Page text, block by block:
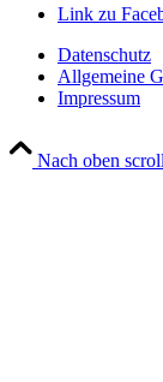
Link zu
Datenschutz
Allgemeine
Impressum
Nach oben